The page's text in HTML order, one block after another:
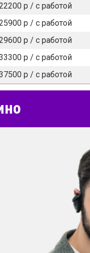
р / c работой
р / c работой
р / c работой
р / c работой
р / c работой